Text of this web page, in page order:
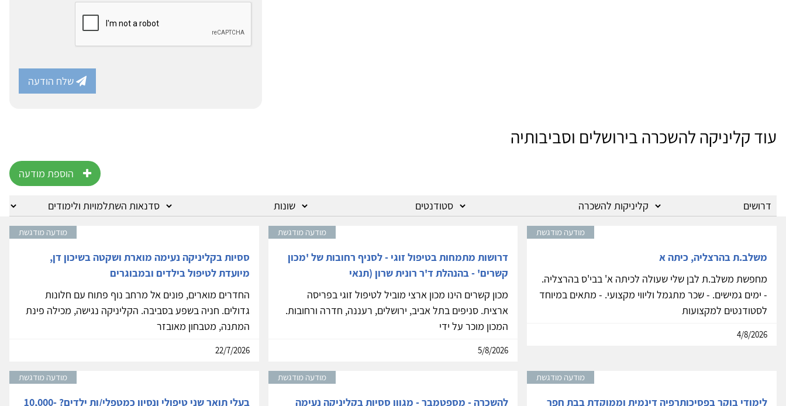
שלח הודעה
עוד קליניקה להשכרה בירושלים וסביבותיה
הוספת מודעה
מודעה מודגשת
משלב.ת בהרצליה, כיתה א
מחפשת משלב.ת לבן שלי שעולה לכיתה א' בבי'ס בהרצליה.
- ימים גמישים. - שכר מתגמל וליווי מקצועי. - מתאים במיוחד
לסטודנטים למקצועות
4/8/2026
מודעה מודגשת
דרושות מתמחות בטיפול זוגי - לסניף רחובות של 'מכון
קשרים' - בהנהלת ד'ר רונית שרון (תנאי
מכון קשרים הינו מכון ארצי מוביל לטיפול זוגי בפריסה
ארצית. סניפים בתל אביב, ירושלים, רעננה, חדרה ורחובות.
המכון מוכר על ידי
5/8/2026
מודעה מודגשת
ססיות בקליניקה נעימה מוארת ושקטה בשיכון דן,
מיועדת לטיפול בילדים ובמבוגרים
החדרים מוארים, פונים אל מרחב נוף פתוח עם חלונות
גדולים. חניה בשפע בסביבה. הקליניקה נגישה, מכילה פינת
המתנה, מטבחון מאובזר
22/7/2026
מודעה מודגשת
לימודי בוקר בפסיכותרפיה דינמית וממוקדת בבת חפר
מודעה מודגשת
להשכרה - מספטמבר - מגוון ססיות בקליניקה נעימה
מודעה מודגשת
בעלי תואר שני טיפולי ונסיון כמטפלי/ות ילדים? 10,000-